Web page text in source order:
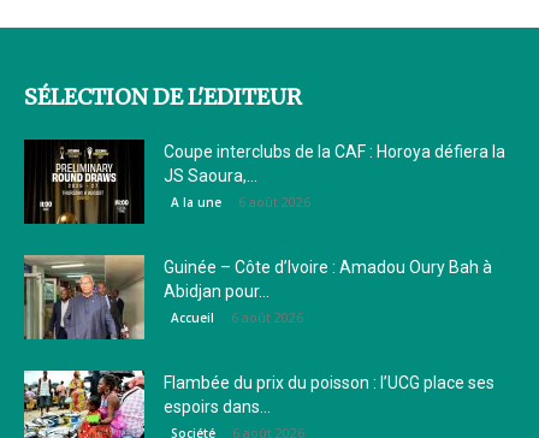
SÉLECTION DE L'EDITEUR
Coupe interclubs de la CAF : Horoya défiera la
JS Saoura,...
A la une 6 août 2026
Guinée – Côte d’Ivoire : Amadou Oury Bah à
Abidjan pour...
Accueil 6 août 2026
Flambée du prix du poisson : l’UCG place ses
espoirs dans...
Société 6 août 2026